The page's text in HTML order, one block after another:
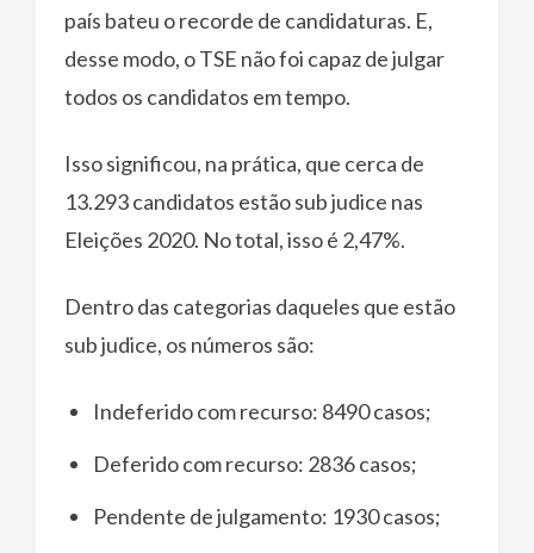
país bateu o recorde de candidaturas. E,
desse modo, o TSE não foi capaz de julgar
todos os candidatos em tempo.
Isso significou, na prática, que cerca de
13.293 candidatos estão sub judice nas
Eleições 2020. No total, isso é 2,47%.
Dentro das categorias daqueles que estão
sub judice, os números são:
Indeferido com recurso: 8490 casos;
Deferido com recurso: 2836 casos;
Pendente de julgamento: 1930 casos;